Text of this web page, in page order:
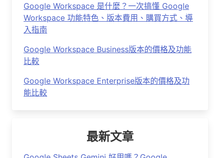
Google Workspace 是什麼？一次搞懂 Google
Workspace 功能特色、版本費用、購買方式、導
入指南
Google Workspace Business版本的價格及功能
比較
Google Workspace Enterprise版本的價格及功
能比較
最新文章